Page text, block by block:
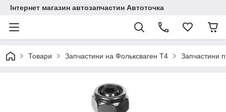
Інтернет магазин автозапчастин Автоточка
Товари Запчастини на Фольксваген Т4 Запчастини